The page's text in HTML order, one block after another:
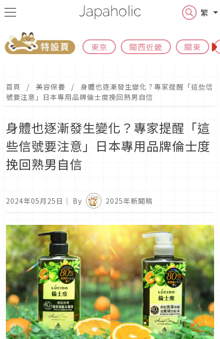
繁
東京 關西近畿 關東
首頁 美容保養
身體也逐漸發生變化？專家提醒「這些信
號要注意」日本專用品牌倫士度挽回熟男自信
身體也逐漸發生變化？專家提醒「這
些信號要注意」日本專用品牌倫士度
挽回熟男自信
2024年05月25日 ｜ By 2025年新聞稿